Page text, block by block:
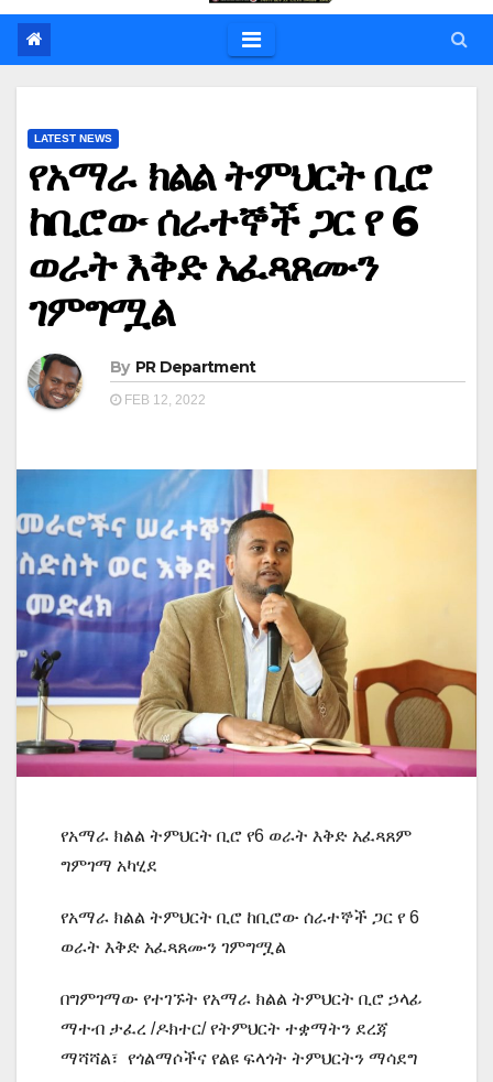
LATEST NEWS
የአማራ ክልል ትምህርት ቢሮ
ከቢሮው ሰራተኞች ጋር የ 6
ወራት እቅድ አፈጻጸሙን
ገምግሟል
By PR Department
FEB 12, 2022
የአማራ ክልል ትምህርት ቢሮ የ6 ወራት እቅድ አፈጻጸም
ግምገማ አካሂደ
የአማራ ክልል ትምህርት ቢሮ ከቢሮው ሰራተኞች ጋር የ 6
ወራት እቅድ አፈጻጸሙን ገምግሟል
በግምገማው የተገኙት የአማራ ክልል ትምህርት ቢሮ ኃላፊ
ማተብ ታፈረ /ዶክተር/ የትምህርት ተቋማትን ደረጃ
ማሻሻል፣ የጎልማሶችና የልዩ ፍላጎት ትምህርትን ማሳደግ